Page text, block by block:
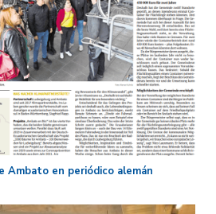
Ambato en periódico alemán